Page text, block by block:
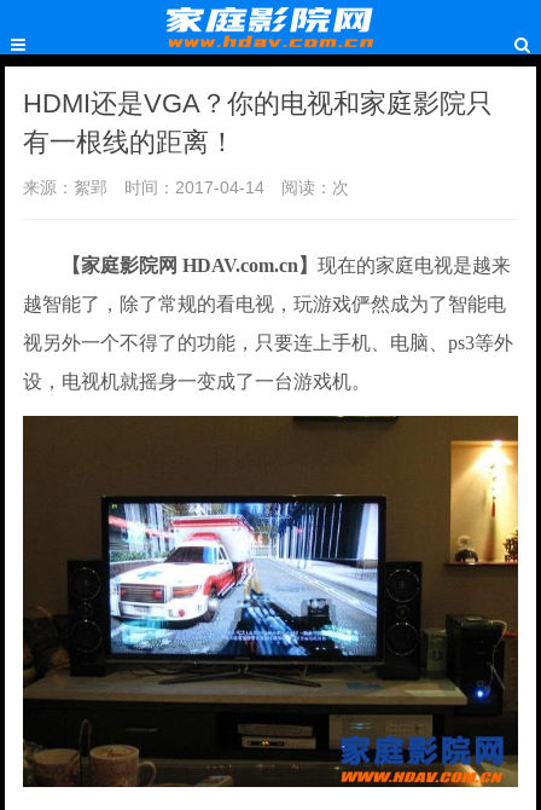
HDMI还是VGA？你的电视和家庭影院只
有一根线的距离！
来源：絮郢 时间：2017-04-14 阅读： 次
【家庭影院网 HDAV.com.cn】现在的家庭电视是越来
越智能了，除了常规的看电视，玩游戏俨然成为了智能电
视另外一个不得了的功能，只要连上手机、电脑、ps3等外
设，电视机就摇身一变成了一台游戏机。